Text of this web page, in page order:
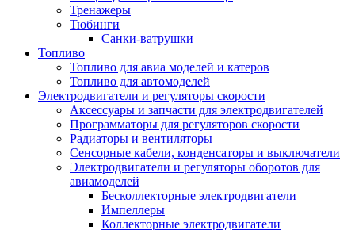
Тренажеры
Тюбинги
Санки-ватрушки
Топливо
Топливо для авиа моделей и катеров
Топливо для автомоделей
Электродвигатели и регуляторы скорости
Аксессуары и запчасти для электродвигателей
Программаторы для регуляторов скорости
Радиаторы и вентиляторы
Сенсорные кабели, конденсаторы и выключатели
Электродвигатели и регуляторы оборотов для
авиамоделей
Бесколлекторные электродвигатели
Импеллеры
Коллекторные электродвигатели